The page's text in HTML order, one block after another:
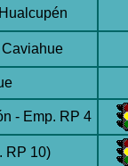
- Emp. RP 4
RP 10)